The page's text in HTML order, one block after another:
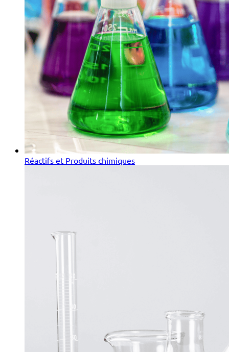
Réactifs et Produits chimiques